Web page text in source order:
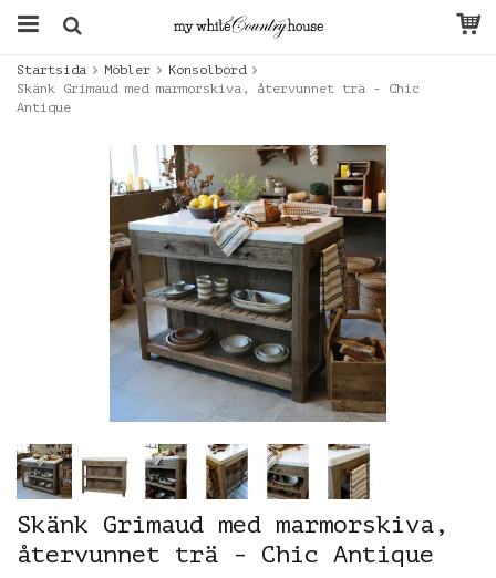
Startsida Möbler
Konsolbord
Skänk Grimaud med marmorskiva, återvunnet trä - Chic
Antique
Skänk Grimaud med marmorskiva,
återvunnet trä - Chic Antique